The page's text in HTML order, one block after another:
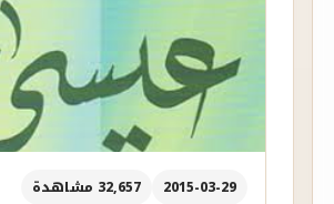
2015-03-29 32,657 مشاهدة